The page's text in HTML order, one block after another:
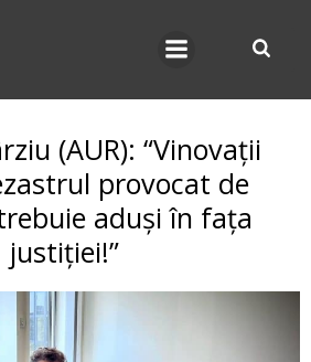
(AUR): “Vinovații
provocat de
aduși în fața
justiției!”